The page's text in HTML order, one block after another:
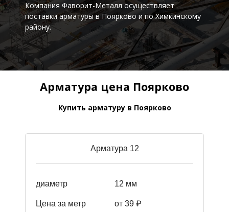
Компания Фаворит-Металл осуществляет
поставкиарматуры в Поярково и по Химкинскому
району.
Арматура цена Поярково
Купить арматуру в Поярково
Арматура 12
диаметр 12 мм
Цена за метр от 39 ₽